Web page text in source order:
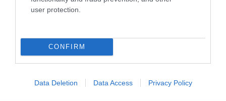
user protection.
CONFIRM
Data Deletion Data Access Privacy Policy